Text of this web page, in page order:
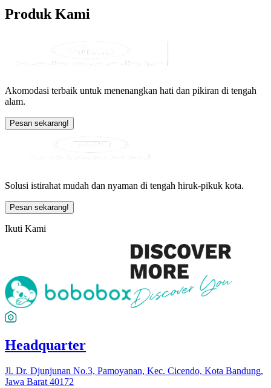
ProdukKami
Akomodasi terbaik untuk menenangkan hati dan pikiran di tengah
alam.
Pesan sekarang!
Solusi istirahat mudah dan nyaman di tengah hiruk-pikuk kota.
Pesan sekarang!
Ikuti Kami
Headquarter
Jl. Dr. Djunjunan No.3, Pamoyanan, Kec. Cicendo, Kota Bandung,
Jawa Barat 40172